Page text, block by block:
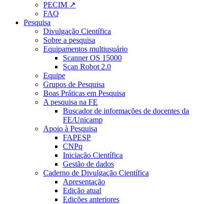
PECIM ↗
FAQ
Pesquisa
Divulgação Científica
Sobre a pesquisa
Equipamentos multiusuário
Scanner OS 15000
Scan Robot 2.0
Equipe
Grupos de Pesquisa
Boas Práticas em Pesquisa
A pesquisa na FE
Buscador de informações de docentes da
FE/Unicamp
Apoio à Pesquisa
FAPESP
CNPq
Iniciação Científica
Gestão de dados
Caderno de Divulgação Científica
Apresentação
Edição atual
Edições anteriores